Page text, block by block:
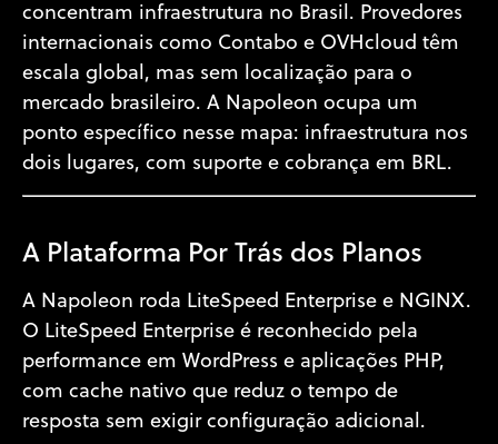
concentram infraestrutura no Brasil. Provedores
internacionais como Contabo e OVHcloud têm
escala global, mas sem localização para o
mercado brasileiro. A Napoleon ocupa um
ponto específico nesse mapa: infraestrutura nos
dois lugares, com suporte e cobrança em BRL.
A Plataforma Por Trás dos Planos
A Napoleon roda LiteSpeed Enterprise e NGINX.
O LiteSpeed Enterprise é reconhecido pela
performance em WordPress e aplicações PHP,
com cache nativo que reduz o tempo de
resposta sem exigir configuração adicional.